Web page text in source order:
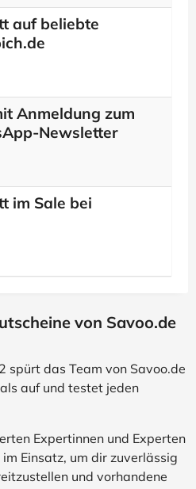
auf beliebte
Anmeldung zum
Newsletter
im Sale bei
von Savoo.de
spürt das Team von Savoo.de
auf und testet jeden
Expertinnen und Experten
Einsatz, um dir zuverlässig
und vorhandene